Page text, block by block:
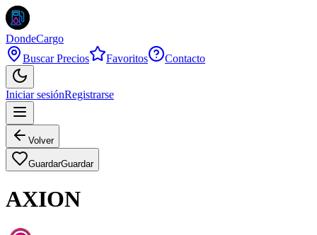
DondeCargo
Buscar Precios
Favoritos Contacto
Iniciar sesiónRegistrarse
Volver
GuardarGuardar
AXION